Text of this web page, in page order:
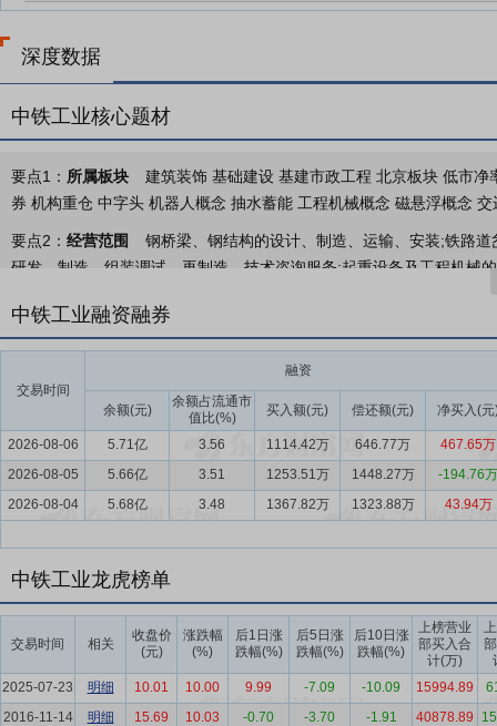
深度数据
中铁工业核心题材
要点1： 所属板块
建筑装饰 基础建设 基建市政工程 北京板块 低市
券 机构重仓 中字头 机器人概念 抽水蓄能 工程机械概念 磁悬浮概念
要点2： 经营范围
钢桥梁、钢结构的设计、制造、运输、安装;铁路
研发、制造、组装调试、再制造、技术咨询服务;起重设备及工程机械
的全系列盾构机/TBM产品，纵向拓展了设计研发、设备制造、再制
研发、生产制造及配套服务的全产业链布局。盾构机/TBM产销量已
抽水蓄能电站领域占有率约80%，在煤矿市场占有率达到35%，在非
同额再创新高，进一步巩固了欧洲和亚洲两大主力高端市场，扩大了
占有率超20%。
机，加大传统起重、运输装备等产品在信息化、自动化、智能化、新
要点5：道岔
公司是我国最早、全球最大的道岔制造企业，产品涵
售后服务、维修保养等全产业链和全生命周期，是目前全球生产规模
品研发和技术创新方面不断突破，拥有从设计研发到制造的全产业链
领域。国内高速道岔市场占有率超60%，普速道岔市场占有率超55%。
中铁工业融资融券
交易时间
融资
余额(元)
余额占流通市
值比(%)
买入额(元) 偿还额(元) 净买入(元
2026-08-06 5.71亿 3.56 1114.42万 646.77万
467.65万
2026-08-05
5.66亿 3.51 1253.51万 1448.27万
-194.76万
2026-08-04
5.68亿 3.48 1367.82万 1323.88万 43.94万
中铁工业龙虎榜单
交易时间 相关
收盘价
(元)
涨跌幅
(%)
后1日涨
跌幅(%)
后5日涨
跌幅(%)
后10日涨
跌幅(%)
上榜营业
部买入合
计(万)
2025-07-23
明细 10.01 10.00 9.99 -7.09 -10.09 15994.89
2016-11-14
明细 15.69 10.03 -0.70 -3.70 -1.91 40878.89